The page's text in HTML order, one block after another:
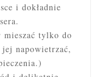
i dokładnie
mieszać tylko do
jej napowietrzać,